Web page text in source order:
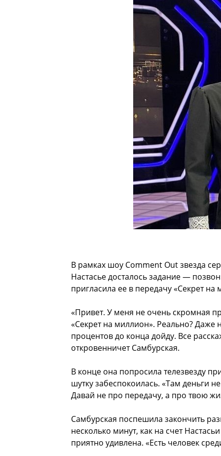
В рамках шоу Comment Out звезда
Настасье досталось задание —
пригласила ее в передачу «Секрет на
«Привет. У меня не очень скромная
«Секрет на миллион». Реально? Даже
процентов до конца дойду. Все
откровенничет Самбурская.
В конце она попросила телезвезду
шутку забеспокоилась. «Там деньги
Давай не про передачу, а про твою
Самбурская поспешила закончить
несколько минут, как на счет
приятно удивлена. «Есть человек